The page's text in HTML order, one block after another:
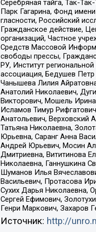
Серебряная тайга, Так-
Парк Гагарина, Фонд
гласности, Российский
Гражданское действие,
организаций, Частное
Средств Массовой
свободы прессы,
РУ, Институт
ассоциация, Бедушев
Чанышева Лилия
Анатолий Николаевич,
Викторович, Мошель
Исламов Тимур
Анатольевич, Верховский
Татьяна Николаевна,
Юрьевна, Саранг Анна
Андрей Юрьевич, Мосин
Дмитриевна, Вититинова
Николаевна, Ганнушкина
Шуманов Илья
Васильевич, Протасова
Сухих Дарья Николаевна,
Сергей Ефимович,
Генри Маркович, Захаров
Источник: http://